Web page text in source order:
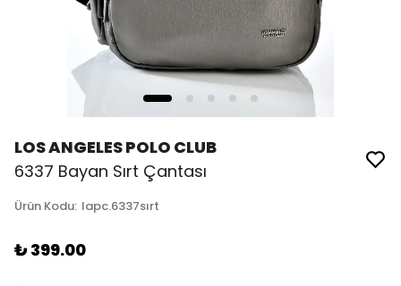
LOS ANGELES POLO CLUB
6337 Bayan Sırt Çantası
Ürün Kodu: lapc.6337sırt
₺ 399.00